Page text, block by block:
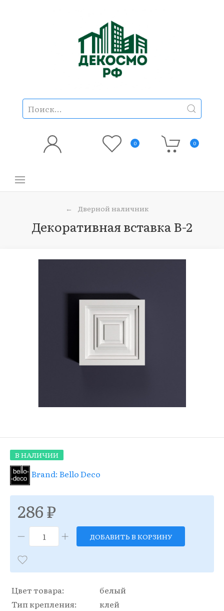
0 0
Дверной наличник
Декоративная вставка В-2
В НАЛИЧИИ
Brand: Bello Deco
286 ₽
ДОБАВИТЬ В КОРЗИНУ
Цвет товара:
белый
Тип крепления:
клей